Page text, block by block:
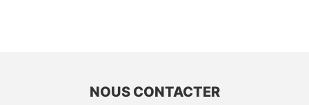
NOUS CONTACTER